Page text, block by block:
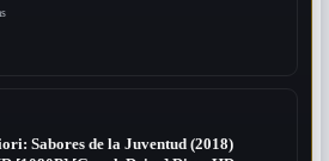
Sabores de la Juventud (2018)